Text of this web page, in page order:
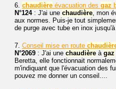
6. chaudière évacuation des gaz
N°124: J'ai une chaudière, mon
aux normes. Puis-je tout
de purge avec tube en inox
7. Conseil mise en route
N°2069 : J'ai une chaudière à gaz
Beretta, elle fonctionnait
m'indiquant que l'évacuation des
pouvez me donner un conseil....